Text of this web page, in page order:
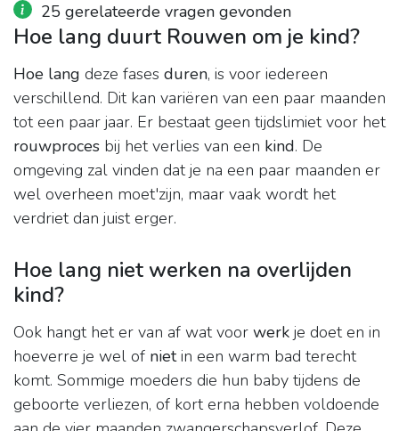
25 gerelateerde vragen gevonden
Hoe lang duurt Rouwen om je kind?
Hoe lang deze fases duren, is voor iedereen
verschillend. Dit kan variëren van een paar maanden
tot een paar jaar. Er bestaat geen tijdslimiet voor het
rouwproces bij het verlies van een kind. De
omgeving zal vinden dat je na een paar maanden er
wel overheen moet'zijn, maar vaak wordt het
verdriet dan juist erger.
Hoe lang niet werken na overlijden
kind?
Ook hangt het er van af wat voor werk je doet en in
hoeverre je wel of nietin een warm bad terecht
komt. Sommige moeders die hun baby tijdens de
geboorte verliezen, of kort erna hebben voldoende